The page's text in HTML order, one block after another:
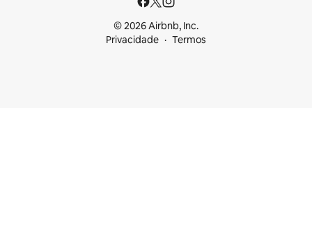
© 2026 Airbnb, Inc.
Privacidade
Termos